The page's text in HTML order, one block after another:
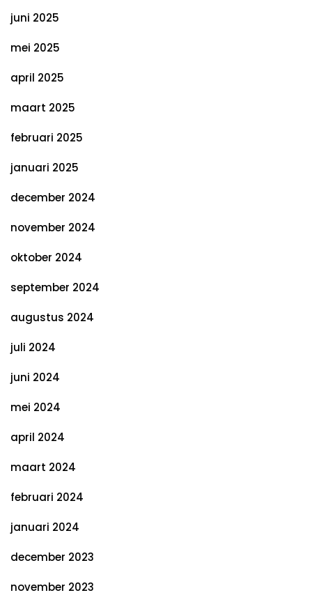
juni 2025
mei 2025
april 2025
maart 2025
februari 2025
januari 2025
december 2024
november 2024
oktober 2024
september 2024
augustus 2024
juli 2024
juni 2024
mei 2024
april 2024
maart 2024
februari 2024
januari 2024
december 2023
november 2023